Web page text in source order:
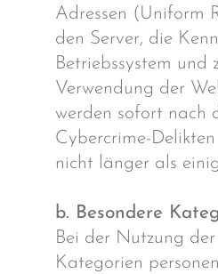
Adressen (Uniform
den Server, die
Betriebssystem
Verwendung der
werden sofort nach
Cybercrime-
nicht länger als
b. Besondere
Bei der Nutzung
Kategorien